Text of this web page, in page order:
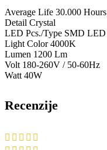
Average Life 30.000 Hours
Detail Crystal
LED Pcs./Type SMD LED
Light Color 4000K
Lumen 1200 Lm
Volt 180-260V / 50-60Hz
Watt 40W
Recenzije